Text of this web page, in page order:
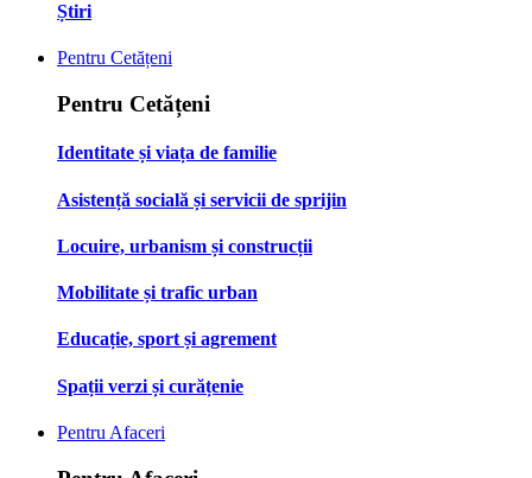
Știri
Pentru Cetățeni
Pentru Cetățeni
Identitate și viața de familie
Asistență socială și servicii de sprijin
Locuire, urbanism și construcții
Mobilitate și trafic urban
Educație, sport și agrement
Spații verzi și curățenie
Pentru Afaceri